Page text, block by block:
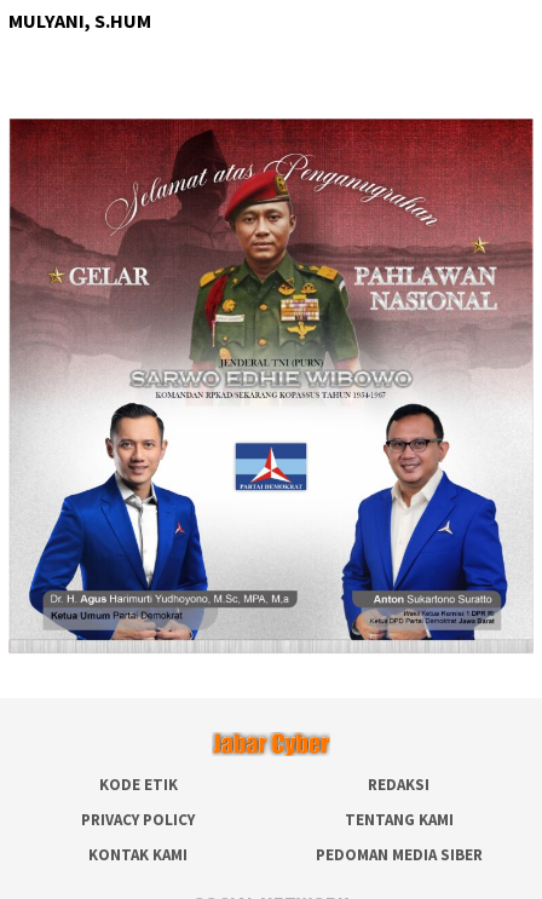
MULYANI, S.HUM
KODE ETIK
REDAKSI
PRIVACY POLICY
TENTANG KAMI
KONTAK KAMI
PEDOMAN MEDIA SIBER